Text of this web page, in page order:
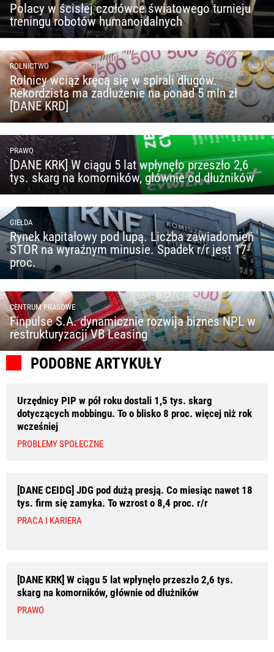
Polacy w ścisłej czołówce światowego turnieju
treningu robotów humanoidalnych
ROLNICTWO
Rolnicy wciąż kręcą się w spirali długów.
Rekordzista ma zadłużenie na ponad 5 mln zł
[DANE KRD]
PRAWO
[DANE KRK] W ciągu 5 lat wpłynęło przeszło 2,6
tys. skarg na komorników, głównie od dłużników
GIEŁDA
Rynek kapitałowy pod lupą. Liczba zawiadomień
STOR na wyraźnym minusie. Spadek r/r jest 17-
proc.
CENTRUM PRASOWE
Finpulse S.A. dynamicznie rozwija biznes NPL w
restrukturyzacji VB Leasing
PODOBNE ARTYKUŁY
Urzędnicy PIP w pół roku dostali 1,5 tys. skarg
dotyczących mobbingu. To o blisko 8 proc. więcej niż rok
wcześniej
PROBLEMY SPOŁECZNE
[DANE CEIDG] JDG pod dużą presją. Co miesiąc nawet 18
tys. firm się zamyka. To wzrost o 8,4 proc. r/r
PRACA I KARIERA
[DANE KRK] W ciągu 5 lat wpłynęło przeszło 2,6 tys.
skarg na komorników, głównie od dłużników
PRAWO